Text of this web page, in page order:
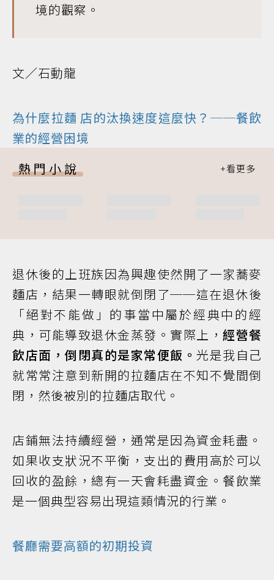
境的觀察。
文／石動龍
為什麼拉麵 店的汰換速度這麼快？──餐飲
業的經營困境
熱門小說
退休後的上班族因為興趣使然開了一家蕎麥
麵店，結果一轉眼就倒閉了──這在退休後
「絕對不能做」的事當中屬於經典中的經
典，可能導致退休金蒸發。實際上， 經營餐
飲店面，倒閉真的是家常便飯。 光是我自己
就常常注意到新開的拉麵店在不知不覺間倒
閉，然後被別的拉麵店取代。
店鋪無法持續經營，通常是因為資金耗盡。
如果收支狀況不平衡，支出的費用高於可以
回收的盈餘，總有一天會耗盡資金。餐飲業
是一個典型容易出現這類情況的行業。
餐廳需要高額的初期投資